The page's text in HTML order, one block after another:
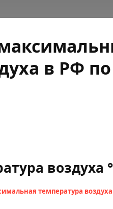
в РФ по
воздуха